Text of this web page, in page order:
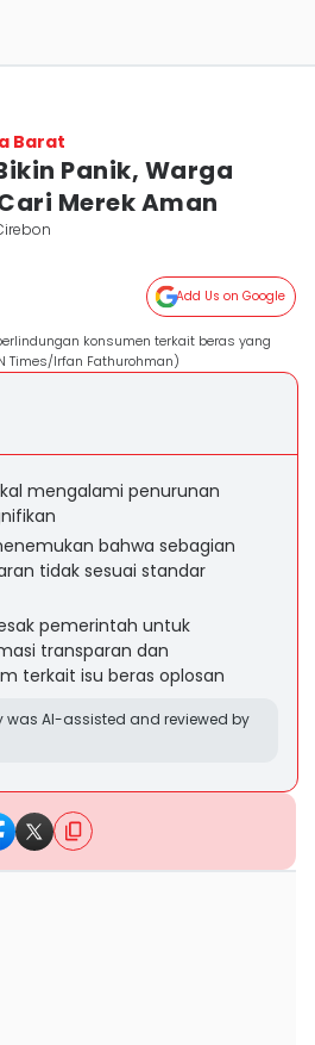
Barat
Panik, Warga
Merek Aman
Add Us on Google
konsumen terkait beras yang
Times/Irfan Fathurohman)
mengalami penurunan
bahwa sebagian
tidak sesuai standar
pemerintah untuk
transparan dan
terkait isu beras oplosan
was AI-assisted and reviewed by